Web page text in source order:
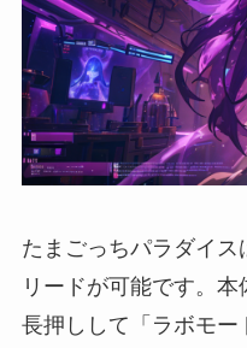
たまごっちパラダイ
リードが可能です。
長押しして「ラボモ